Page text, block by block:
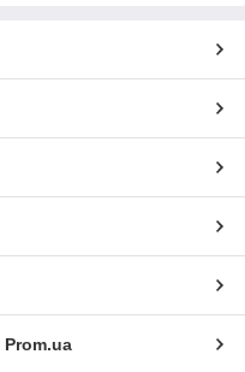
Prom.ua